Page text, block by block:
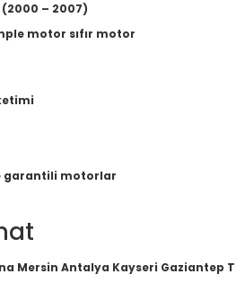
(2000 – 2007)
motor sıfır motor
garantili motorlar
Mersin Antalya Kayseri Gaziantep